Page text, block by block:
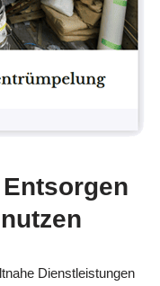
Dienstleistungen